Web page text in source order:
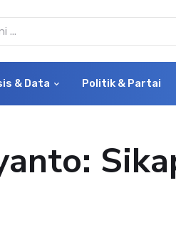
& Data Politik & Partai